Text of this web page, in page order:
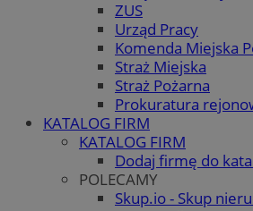
ZUS
Urząd Pracy
Komenda Miejska
Straż Miejska
Straż Pożarna
Prokuratura
KATALOG FIRM
KATALOG FIRM
Dodaj firmę do
POLECAMY
Skup.io - Skup